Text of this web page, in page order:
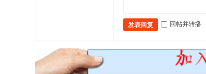
发表回复 回帖并转播